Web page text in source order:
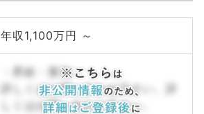
年収1,100万円 ～
・昇給・賞与
詳しくはお問い合わせ下さい。詳
しくはお問い合わせ下さい。